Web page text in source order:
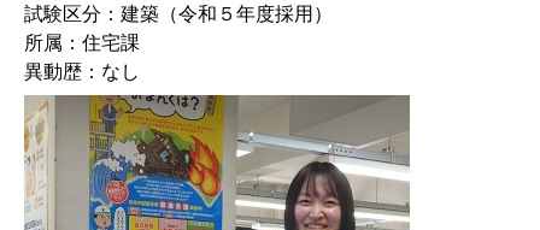
試験区分：建築（令和５年度採用）
所属：住宅課
異動歴：なし